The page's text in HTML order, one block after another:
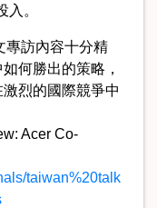
。
專訪內容十分精
何勝出的策略，
烈的國際競爭中
Acer Co-
taiwan%20talk